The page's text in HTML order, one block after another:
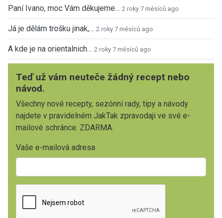
Paní Ivano, moc Vám děkujeme… 2 roky 7 měsíců ago
Já je dělám trošku jinak,… 2 roky 7 měsíců ago
A kde je na orientalnich… 2 roky 7 měsíců ago
Teď už vám neuteče žádný recept nebo
návod.
Všechny nové recepty, sezónní rady, tipy a návody
najdete v pravidelném JakTak zpravodaji ve své e-
mailové schránce. ZDARMA.
Vaše e-mailová adresa